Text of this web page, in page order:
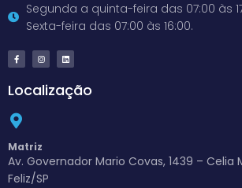
Segunda a quinta-feira das 07:00 às
Sexta-feira das 07:00 às 16:00.
Localização
Matriz
Av. Governador Mario Covas, 1439 – Celia
Feliz/SP